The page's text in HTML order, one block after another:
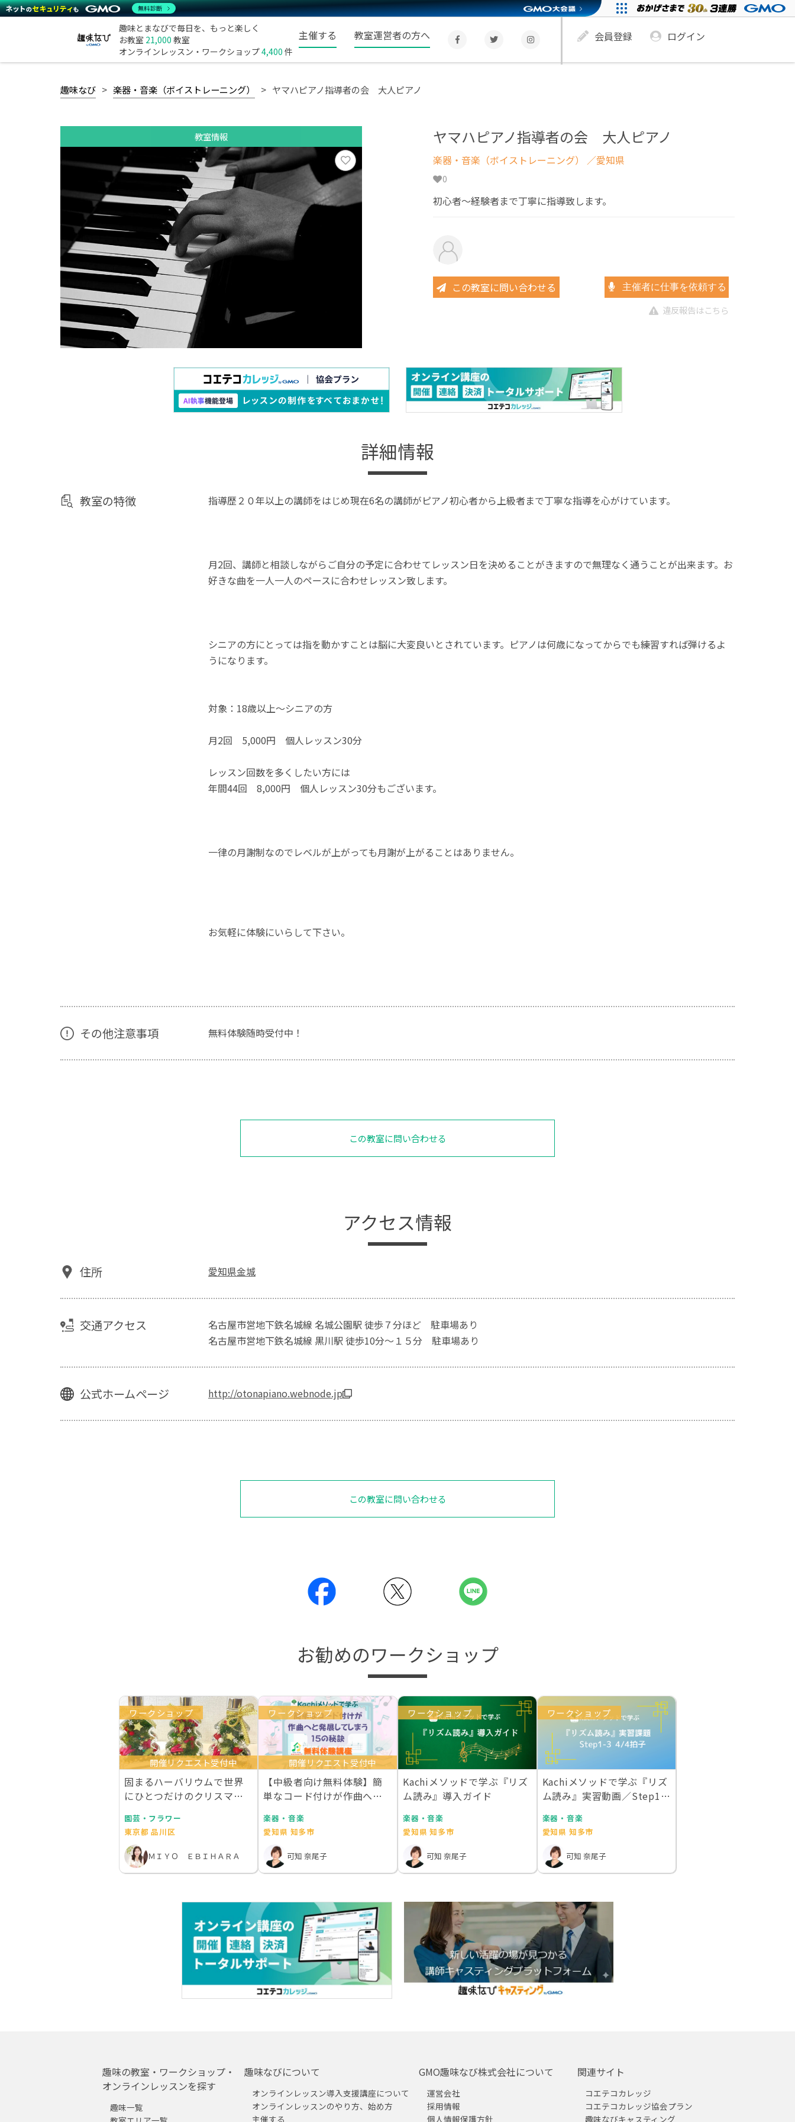
趣味とまなびで毎日を、もっと楽しく
お教室 21,000 教室
オンラインレッスン・ワークショップ4,400 件
主催する 教室運営者の方へ 会員登録 ログイン
趣味なび 楽器・音楽（ボイストレーニング） ヤマハピアノ指導者の会 大人ピアノ
教室情報 ヤマハピアノ指導者の会 大人ピアノ
楽器・音楽（ボイストレーニング） ／愛知県
0
初心者～経験者まで丁寧に指導致します。
この教室に問い合わせる 主催者に仕事を依頼する
違反報告はこちら
詳細情報
教室の特徴 指導歴２０年以上の講師をはじめ現在6名の講師がピアノ初心者から上級者まで丁寧な指導を心がけています。
月2回、講師と相談しながらご自分の予定に合わせてレッスン日を決めることがきますので無理なく通うことが出来ます。お
好きな曲を一人一人のペースに合わせレッスン致します。
シニアの方にとっては指を動かすことは脳に大変良いとされています。ピアノは何歳になってからでも練習すれば弾けるよ
うになります。
対象：18歳以上～シニアの方
月2回 5,000円 個人レッスン30分
レッスン回数を多くしたい方には
年間44回 8,000円 個人レッスン30分もございます。
一律の月謝制なのでレベルが上がっても月謝が上がることはありません。
お気軽に体験にいらして下さい。
その他注意事項 無料体験随時受付中！
この教室に問い合わせる
アクセス情報
住所 愛知県金城
交通アクセス
名古屋市営地下鉄名城線 名城公園駅 徒歩７分ほど 駐車場あり
名古屋市営地下鉄名城線 黒川駅 徒歩10分～１５分 駐車場あり
公式ホームページ http://otonapiano.webnode.jp
この教室に問い合わせる
お勧めのワークショップ
ワークショップ
開催リクエスト受付中
固まるハーバリウムで世界
にひとつだけのクリスマス
園芸・フラワー
東京都 品川区
ＭＩＹＯ ＥＢＩＨＡＲＡ
ワークショップ
開催リクエスト受付中
【中級者向け無料体験】簡
単なコード付けが作曲へと
楽器・音楽
愛知県 知多市
可知 奈尾子
ワークショップ
Kachiメソッドで学ぶ『リズ
ム読み』導入ガイド
楽器・音楽
愛知県 知多市
可知 奈尾子
ワークショップ
Kachiメソッドで学ぶ『リズ
ム読み』実習動画／Step1-3
楽器・音楽
愛知県 知多市
可知 奈尾子
趣味の教室・ワークショップ・
オンラインレッスンを探す
趣味一覧
趣味なびについて
オンラインレッスン導入支援講座について
オンラインレッスンのやり方、始め方
主催する
GMO趣味なび株式会社について
運営会社
採用情報
個人情報保護方針
関連サイト
コエテコカレッジ
コエテコカレッジ協会プラン
趣味なびキャスティング
無料診断